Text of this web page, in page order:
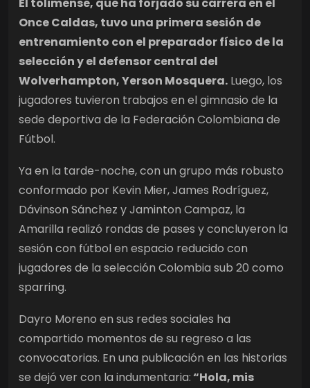
El tolimense, que ha forjado su carrera en el
Once Caldas, tuvo una primera sesión de
entrenamiento con el preparador físico de la
selección y el defensor central del
Wolverhampton, Yerson Mosquera. Luego, los
jugadores tuvieron trabajos en el gimnasio de la
sede deportiva de la Federación Colombiana de
Fútbol.
Ya en la tarde-noche, con un grupo más robusto
conformado por Kevin Mier, James Rodríguez,
Dávinson Sánchez y Jaminton Campaz, la
Amarilla realizó rondas de pases y concluyeron la
sesión con fútbol en espacio reducido con
jugadores de la selección Colombia sub 20 como
sparring.
Dayro Moreno en sus redes sociales ha
compartido momentos de su regreso a las
convocatorias. En una publicación en las historias
se dejó ver con la indumentaria:“Hola, mis